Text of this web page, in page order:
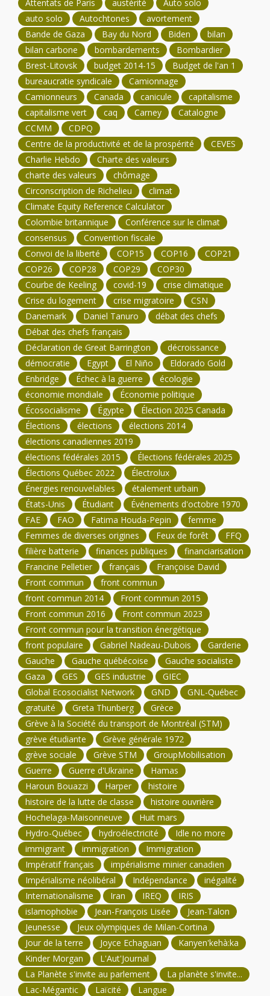
Attentats de Paris austérité
Auto solo
auto solo
Autochtones
avortement
Bande de Gaza
Bay du Nord Biden
bilan
bilan carbone
bombardements
Bombardier
Brest-Litovsk
budget 2014-15
Budget de l'an 1
bureaucratie syndicale
Camionnage
Camionneurs
Canada canicule
capitalisme
capitalisme vert
caq Carney
Catalogne
CCMM
CDPQ
Centre de la productivité et de la prospérité
CEVES
Charlie Hebdo
Charte des valeurs
charte des valeurs
chômage
Circonscription de Richelieu
climat
Climate Equity Reference Calculator
Colombie britannique
Conférence sur le climat
consensus
Convention fiscale
Convoi de la liberté
COP15 COP16
COP21
COP26
COP28 COP29
COP30
Courbe de Keeling
covid-19
crise climatique
Crise du logement
crise migratoire
CSN
Danemark
Daniel Tanuro
débat des chefs
Débat des chefs français
Déclaration de Great Barrington
décroissance
démocratie
Egypt El Niño
Eldorado Gold
Enbridge
Échec à la guerre
écologie
économie mondiale
Économie politique
Écosocialisme
Égypte
Élection 2025 Canada
Élections
élections
élections 2014
élections canadiennes 2019
élections fédérales 2015
Élections fédérales 2025
Élections Québec 2022
Électrolux
Énergies renouvelables
étalement urbain
États-Unis
Étudiant
Événements d'octobre 1970
FAE
FAO Fatima Houda-Pepin
femme
Femmes de diverses origines
Feux de forêt
FFQ
filière batterie
finances publiques
financiarisation
Francine Pelletier
français
Françoise David
Front commun
front commun
front commun 2014
Front commun 2015
Front commun 2016
Front commun 2023
Front commun pour la transition énergétique
front populaire
Gabriel Nadeau-Dubois
Garderie
Gauche
Gauche québécoise
Gauche socialiste
Gaza
GES GES industrie
GIEC
Global Ecosocialist Network
GND
GNL-Québec
gratuité
Greta Thunberg
Grèce
Grève à la Société du transport de Montréal (STM)
grève étudiante
Grève générale 1972
grève sociale
Grève STM
GroupMobilisation
Guerre
Guerre d'Ukraine
Hamas
Haroun Bouazzi
Harper
histoire
histoire de la lutte de classe
histoire ouvrière
Hochelaga-Maisonneuve
Huit mars
Hydro-Québec
hydroélectricité
Idle no more
immigrant
immigration
Immigration
Impératif français
impérialisme minier canadien
Impérialisme néolibéral
Indépendance
inégalité
Internationalisme
Iran IREQ
IRIS
islamophobie
Jean-François Lisée
Jean-Talon
Jeunesse
Jeux olympiques de Milan-Cortina
Jour de la terre
Joyce Echaguan
Kanyen'kehà:ka
Kinder Morgan
L'Aut'Journal
La Planète s'invite au parlement
La planète s'invite...
Lac-Mégantic
Laïcité
Langue